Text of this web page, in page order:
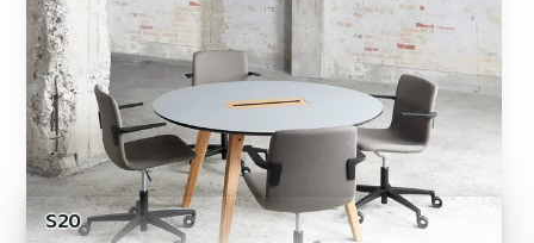
S20